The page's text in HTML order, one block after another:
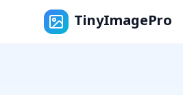
TinyImagePro